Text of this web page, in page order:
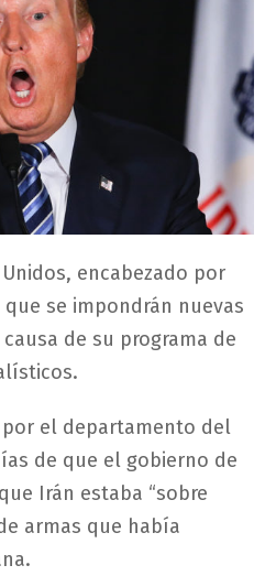
encabezado por
se impondrán nuevas
de su programa de
el departamento del
de que el gobierno de
Irán estaba “sobre
armas que había